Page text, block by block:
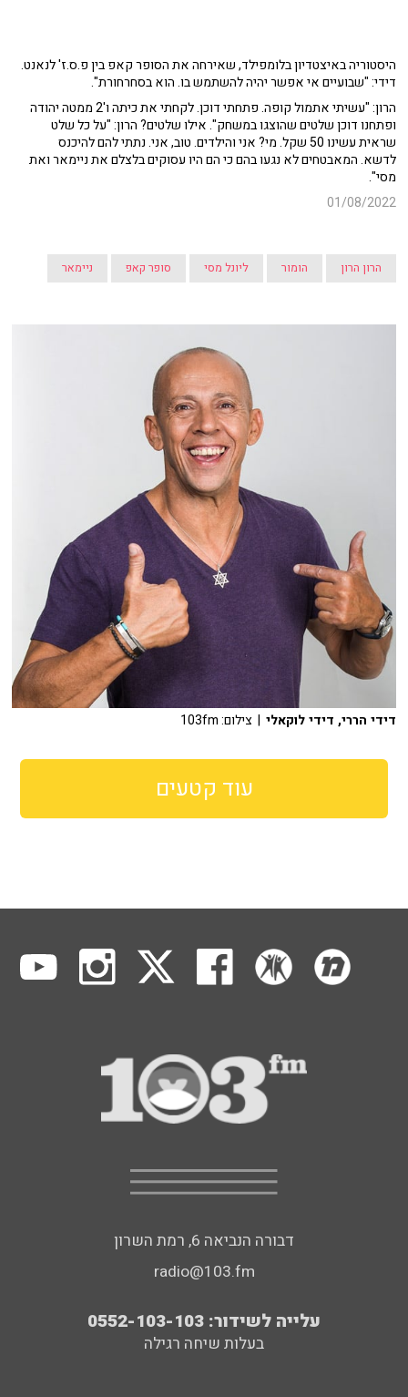
היסטוריה באיצטדיון בלומפילד, שאירחה את הסופר קאפ בין פ.ס.ז' לנאנט.
דידי: "שבועיים אי אפשר יהיה להשתמש בו. הוא בסחרחורת".
הרון: "עשיתי אתמול קופה. פתחתי דוכן. לקחתי את כיתה ו'2 ממטה יהודה
ופתחנו דוכן שלטים שהוצגו במשחק". אילו שלטים? הרון: "על כל שלט
שראית עשינו 50 שקל. מי? אני והילדים. טוב, אני. נתתי להם להיכנס
לדשא. המאבטחים לא נגעו בהם כי הם היו עסוקים בלצלם את ניימאר ואת
מסי".
01/08/2022
הרון הרון הומור ליונל מסי סופר קאפ ניימאר
דידי הררי, דידי לוקאלי | צילום: 103fm
עוד קטעים
דבורה הנביאה 6, רמת השרון
radio@103.fm
עלייה לשידור: 0552-103-103
בעלות שיחה רגילה